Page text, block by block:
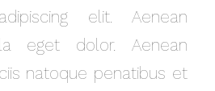
elit. Aenean
eget dolor. Aenean
natoque penatibus et